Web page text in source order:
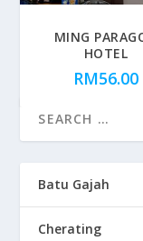
MING
HOTEL
RM56.00
Batu Gajah
Cherating